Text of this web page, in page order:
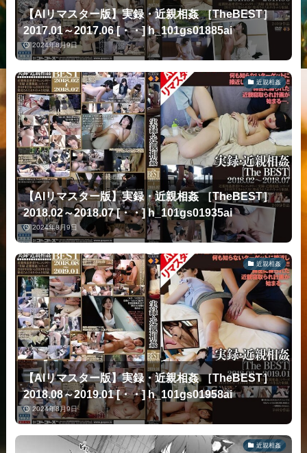
【AIリマスター版】実録・近親相姦 ［TheBEST］
2017.01～2017.06 [・・] h_101gs01885ai
2024年8月9日
近親相姦
【AIリマスター版】実録・近親相姦 ［TheBEST］
2018.02～2018.07 [・・] h_101gs01935ai
2024年8月9日
近親相姦
【AIリマスター版】実録・近親相姦 ［TheBEST］
2018.08～2019.01 [・・] h_101gs01958ai
2024年8月9日
近親相姦